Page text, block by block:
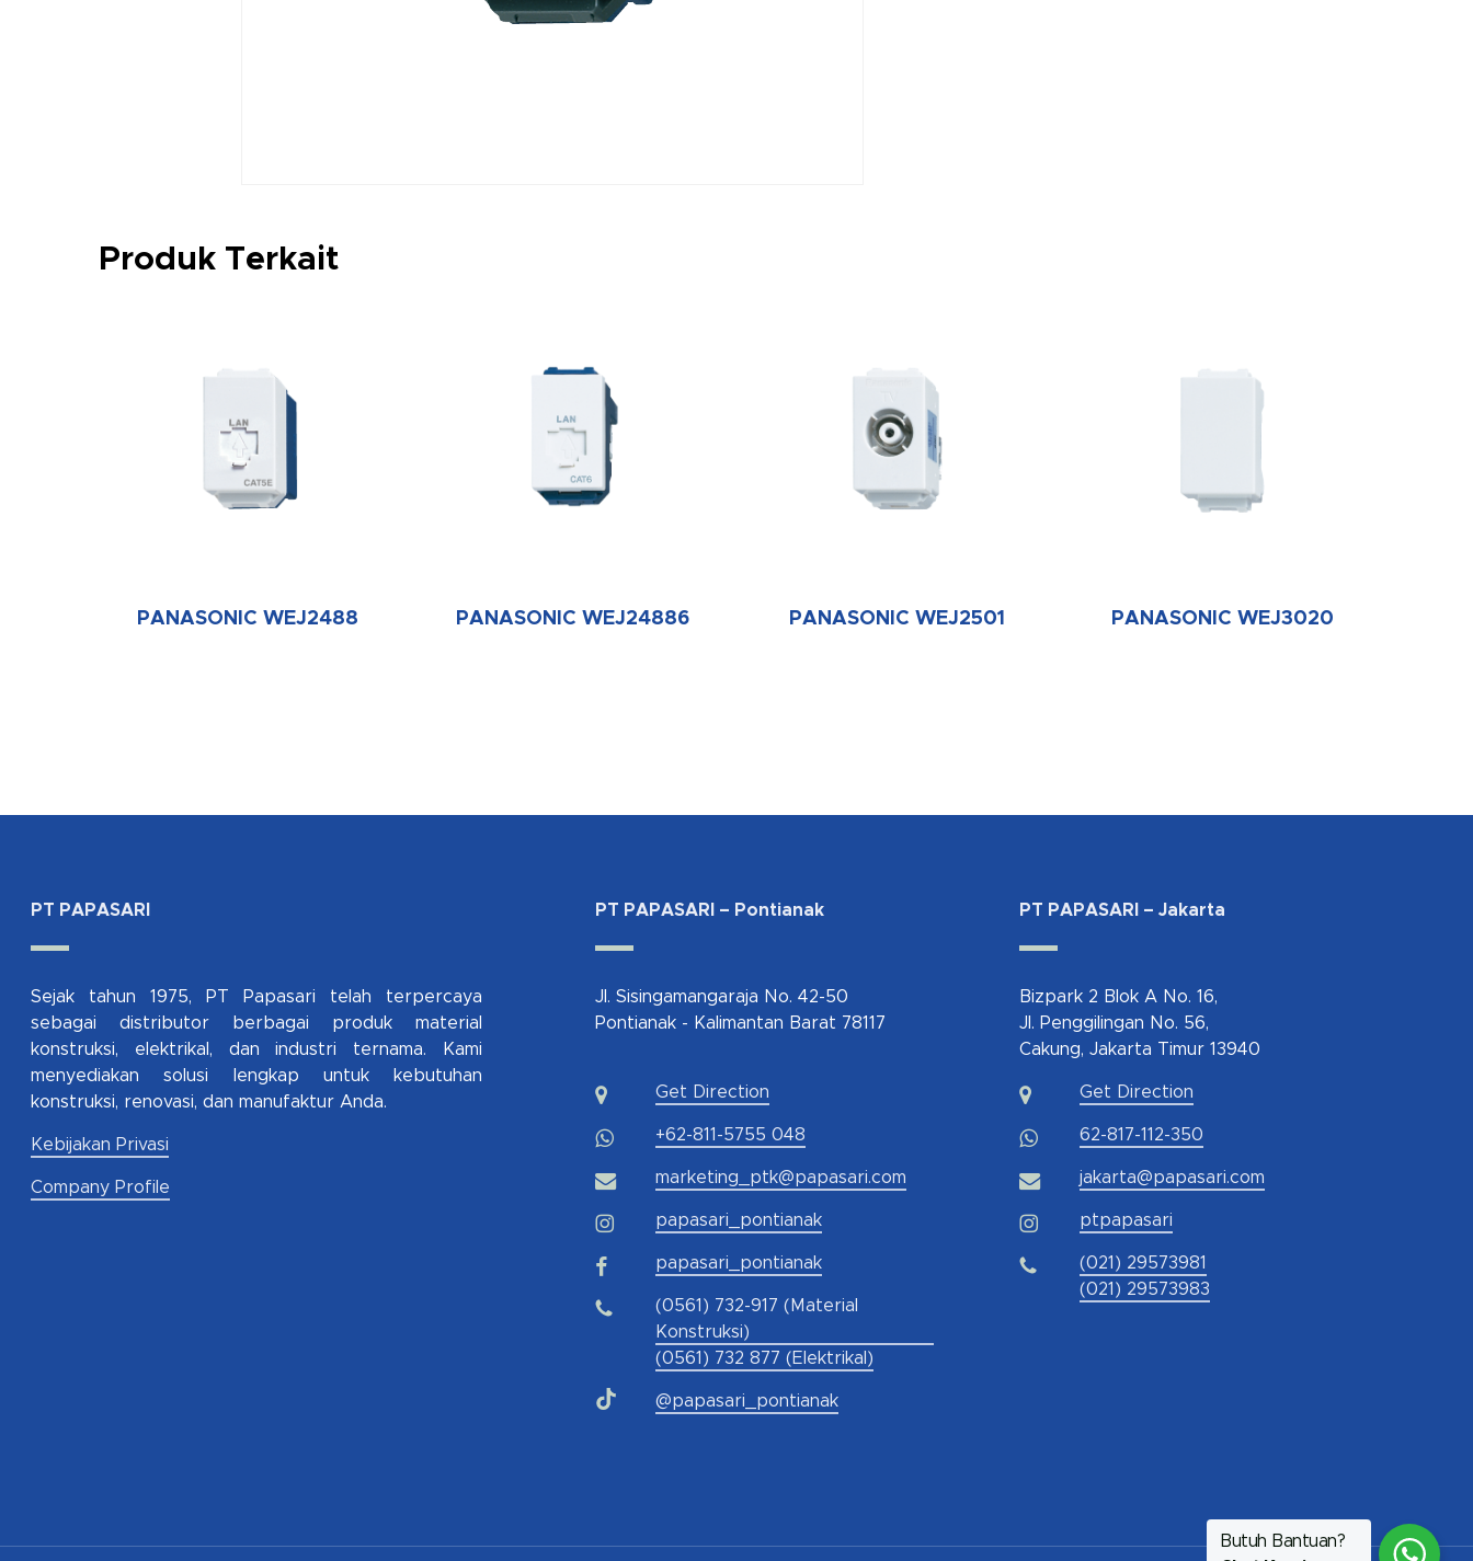
Produk Terkait
PANASONIC WEJ2488 PANASONIC WEJ24886 PANASONIC WEJ2501 PANASONIC WEJ3020
PT PAPASARI
Sejak tahun 1975, PT Papasari telah terpercaya
sebagai distributor berbagai produk material
konstruksi, elektrikal, dan industri ternama. Kami
menyediakan solusi lengkap untuk kebutuhan
konstruksi, renovasi, dan manufaktur Anda.
Kebijakan Privasi
Company Profile
PT PAPASARI – Pontianak
Jl. Sisingamangaraja No. 42-50
Pontianak - Kalimantan Barat 78117
Get Direction
+62-811-5755 048
marketing_ptk@papasari.com
papasari_pontianak
papasari_pontianak
(0561) 732-917 (Material
Konstruksi)
(0561) 732 877 (Elektrikal)
@papasari_pontianak
PT PAPASARI – Jakarta
Bizpark 2 Blok A No. 16,
Jl. Penggilingan No. 56,
Cakung, Jakarta Timur 13940
Get Direction
62-817-112-350
jakarta@papasari.com
ptpapasari
(021) 29573981
(021) 29573983
Butuh Bantuan?